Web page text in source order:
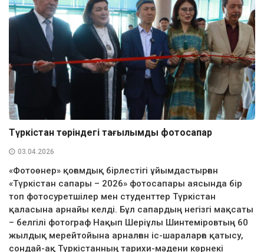
Түркістан төріндегі тағылымды фотосапар
03.04.2026
«Фотоөнер» қоғамдық бірлестігі ұйымдастырған
«Түркістан сапары – 2026» фотосапары аясында бір
топ фотосуретшілер мен студенттер Түркістан
қаласына арнайы келді. Бұл сапардың негізгі мақсаты
– белгілі фотограф Нақып Шеріұлы Шинтеміровтың 60
жылдық мерейтойына арналған іс-шараларға қатысу,
сондай-ақ Түркістанның тарихи-мәдени көрнекі